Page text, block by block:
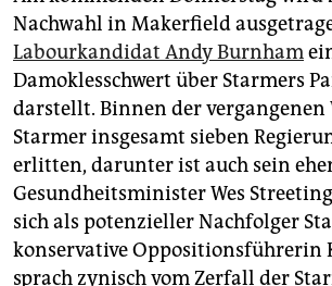
Nachwahl in Makerfield
Labourkandidat Andy Burnham
Damoklesschwert über Starmers
darstellt. Binnen der vergangenen
Starmer insgesamt sieben
erlitten, darunter ist auch sein
Gesundheitsminister Wes
sich als potenzieller Nachfolger
konservative Oppositionsführerin
sprach zynisch vom Zerfall der